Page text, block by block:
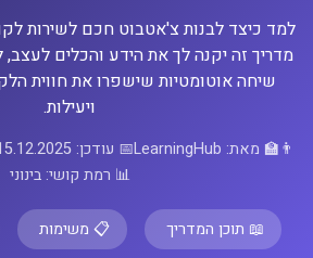
למד כיצד לבנות צ'אטבוט חכם לשירות
מדריך זה יקנה לך את הידע והכלים לעצב,
שיחה אוטומטיות שישפרו את חווית
ויעילות.
👨‍🏫 מאת:LearningHub📅 עודכן:15.12.2025
📊 רמת קושי: בינוני
📖 תוכן המדריך 📋 משימות